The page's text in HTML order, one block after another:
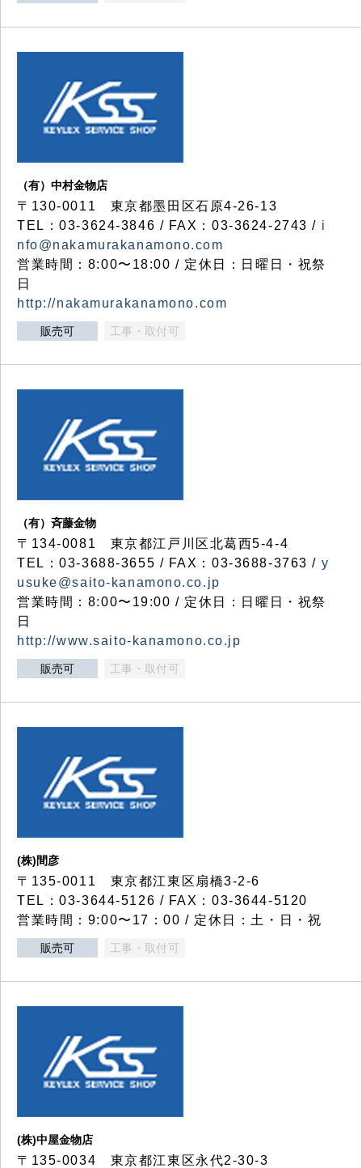
（有）中村金物店
〒130-0011 東京都墨田区石原4-26-13
TEL：03-3624-3846 / FAX：03-3624-2743 / i
nfo@nakamurakanamono.com
営業時間：8:00〜18:00 / 定休日：日曜日・祝祭
日
http://nakamurakanamono.com
販売可 工事・取付可
（有）斉藤金物
〒134-0081 東京都江戸川区北葛西5-4-4
TEL：03-3688-3655 / FAX：03-3688-3763 / y
usuke@saito-kanamono.co.jp
営業時間：8:00〜19:00 / 定休日：日曜日・祝祭
日
http://www.saito-kanamono.co.jp
販売可 工事・取付可
(株)間彦
〒135-0011 東京都江東区扇橋3-2-6
TEL：03-3644-5126 / FAX：03-3644-5120
営業時間：9:00〜17：00 / 定休日：土・日・祝
販売可 工事・取付可
(株)中屋金物店
〒135-0034 東京都江東区永代2-30-3